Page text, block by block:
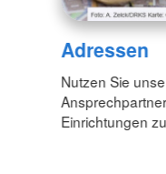
Adressen
Nutzen Sie
Einrichtungen